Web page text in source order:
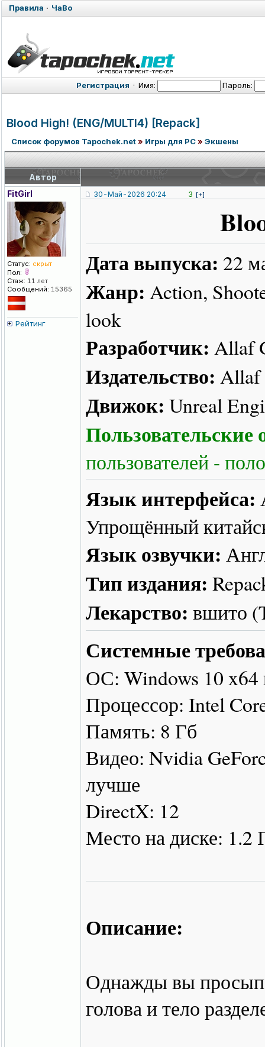
Правила · ЧаВо
Регистрация · Имя: Пароль:
Blood High! (ENG/MULTI4) [Repack]
Список форумов Tapochek.net» Игры для PC» Экшены
Автор
FitGirl
Статус: скрыт
Пол:
Стаж: 11 лет
Сообщений: 15365
Рейтинг
30-Май-2026 20:24 3 [+]
Дата выпуска: 22
Жанр: Action,
look
Разработчик: Allaf
Издательство: Allaf
Движок: Unreal
Пользовательские
пользователей -
Язык интерфейса:
Упрощённый
Язык озвучки:
Тип издания:
Лекарство: вшито
Системные
ОС: Windows 10
Процессор: Intel
Память: 8 Гб
Видео: Nvidia
лучше
DirectX: 12
Место на диске: 1.2
Описание:
Однажды вы
голова и тело